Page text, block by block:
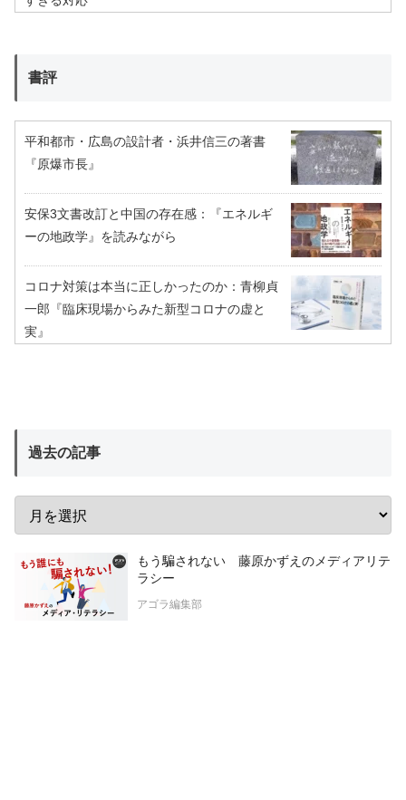
書評
平和都市・広島の設計者・浜井信三の著書
『原爆市長』
安保3文書改訂と中国の存在感：『エネルギ
ーの地政学』を読みながら
コロナ対策は本当に正しかったのか：青柳貞
一郎『臨床現場からみた新型コロナの虚と
実』
過去の記事
もう騙されない 藤原かずえのメディアリテ
ラシー
アゴラ編集部